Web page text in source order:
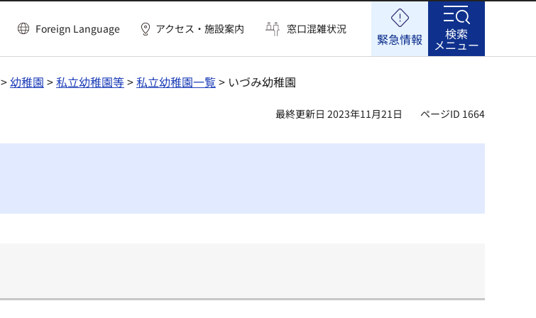
Foreign Language アクセス・施設案内 窓口混雑状況
緊急情報 検索
メニュー
>幼稚園 >私立幼稚園等>私立幼稚園一覧> いづみ幼稚園
最終更新日 2023年11月21日 ページID 1664